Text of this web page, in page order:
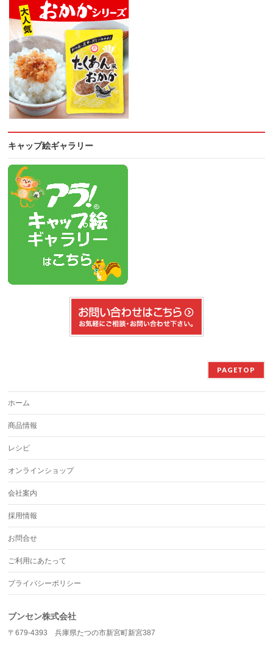
キャップ絵ギャラリー
PAGETOP
ホーム
商品情報
レシピ
オンラインショップ
会社案内
採用情報
お問合せ
ご利用にあたって
プライバシーポリシー
ブンセン株式会社
〒679-4393 兵庫県たつの市新宮町新宮387